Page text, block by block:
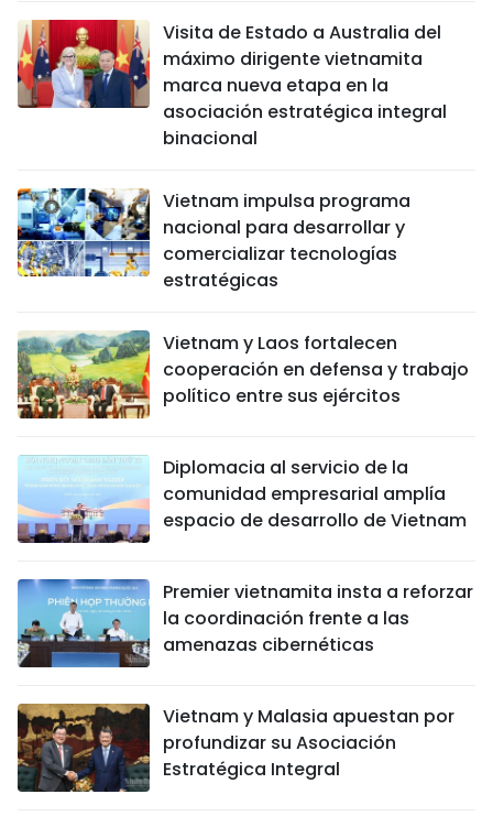
Visita de Estado a Australia del
máximo dirigente vietnamita
marca nueva etapa en la
asociación estratégica integral
binacional
Vietnam impulsa programa
nacional para desarrollar y
comercializar tecnologías
estratégicas
Vietnam y Laos fortalecen
cooperación en defensa y trabajo
político entre sus ejércitos
Diplomacia al servicio de la
comunidad empresarial amplía
espacio de desarrollo de Vietnam
Premier vietnamita insta a reforzar
la coordinación frente a las
amenazas cibernéticas
Vietnam y Malasia apuestan por
profundizar su Asociación
Estratégica Integral